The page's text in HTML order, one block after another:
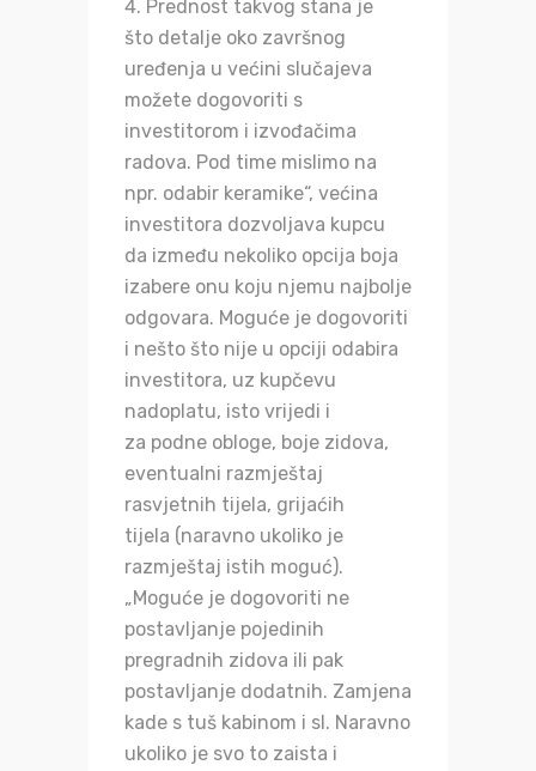
Prednost takvog stana je
što detalje oko završnog
uređenja u većini slučajeva
možete dogovoriti s
investitorom i izvođačima
radova. Pod time mislimo na
npr. odabir keramike“, većina
investitora dozvoljava kupcu
da između nekoliko opcija boja
izabere onu koju njemu najbolje
odgovara. Moguće je dogovoriti
i nešto što nije u opciji odabira
investitora, uz kupčevu
nadoplatu, isto vrijedi i
za podne obloge, boje zidova,
eventualni razmještaj
rasvjetnih tijela, grijaćih
tijela (naravno ukoliko je
razmještaj istih moguć).
„Moguće je dogovoriti ne
postavljanje pojedinih
pregradnih zidova ili pak
postavljanje dodatnih. Zamjena
kade s tuš kabinom i sl. Naravno
ukoliko je svo to zaista i